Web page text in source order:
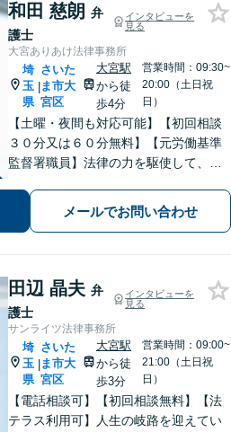
和田 慈朗 弁
護士
インタビューを
見る
大宮ありあけ法律事務所
埼
玉
県
|
さいた
ま市大
宮区
大宮駅
から徒
歩4分
営業時間：09:30~
20:00（土日祝
日）
【土曜・夜間も対応可能】【初回相談
３０分又は６０分無料】【元労働基準
監督署職員】法律の力を駆使して、ト
たいと思っています。費用が不安な方
もご相談ください。【大宮駅徒歩４
メールでお問い合わせ
田辺 晶夫 弁
護士
インタビューを
見る
サンライツ法律事務所
埼
玉
県
|
さいた
ま市大
宮区
大宮駅
から徒
歩3分
営業時間：09:00~
21:00（土日祝
日）
【電話相談可】【初回相談無料】【法
テラス利用可】人生の岐路を迎えてい